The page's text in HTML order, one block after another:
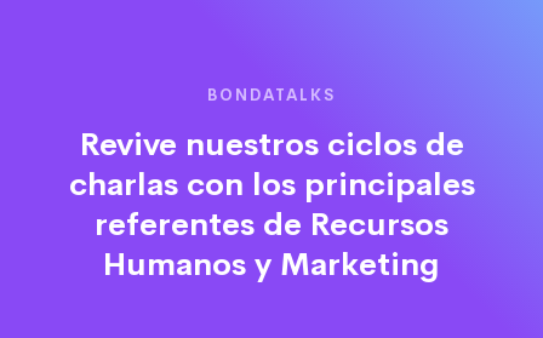
BONDATALKS
Revive nuestros ciclos de
charlas con los principales
referentes de Recursos
Humanos y Marketing